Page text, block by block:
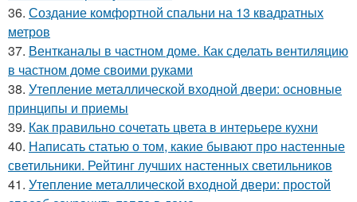
36. Создание комфортной спальни на 13 квадратных
метров
37. Вентканалы в частном доме. Как сделать вентиляцию
в частном доме своими руками
38. Утепление металлической входной двери: основные
принципы и приемы
39. Как правильно сочетать цвета в интерьере кухни
40. Написать статью о том, какие бывают про настенные
светильники. Рейтинг лучших настенных светильников
41. Утепление металлической входной двери: простой